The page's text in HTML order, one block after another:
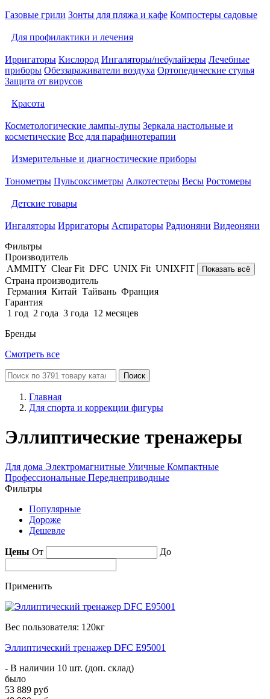
Газовые грили Зонты для пляжа и кафе Компостеры садовые
Для профилактики и лечения
Ирригаторы Кислород Ингаляторы/небулайзеры Лечебные
приборы Обеззараживатели воздуха Ортопедические стулья
Защита от вирусов
Красота
Косметологические лампы-лупы Зеркала настольные и
косметические Все для парафинотерапии
Измерительные и диагностические приборы
Тонометры Пульсоксиметры Алкотестеры Весы Ростомеры
Детские товары
Ингаляторы Ирригаторы Аспираторы Радионяни Видеоняни
Фильтры
Производитель
AMMITY Clear Fit DFC UNIX Fit UNIXFIT Показать всё
Страна производитель
Германия Китай Тайвань Франция
Гарантия
1 год 2 года 3 года 12 месяцев
Бренды
Смотреть все
Поиск
Главная
Для спорта и коррекции фигуры
Эллиптические тренажеры
Для дома Электромагнитные Уличные Компактные
Профессиональные Переднеприводные
Фильтры
Популярные
Дороже
Дешевле
Цены От До
Применить
Вес пользователя: 120кг
Эллиптический тренажер DFC E95001
- В наличии 10 шт. (доп. склад)
было
53 889 руб